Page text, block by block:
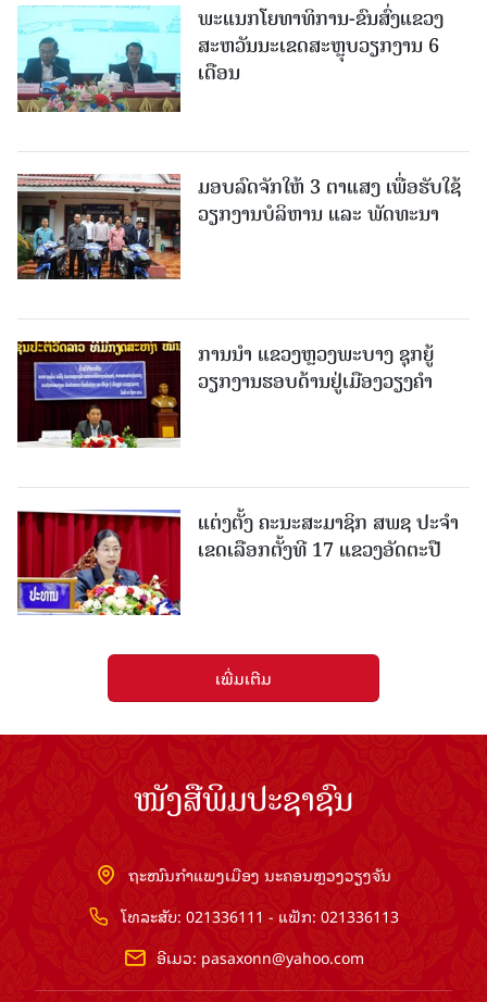
ພະແນກໂຍທາທິການ-ຂົນສົ່ງແຂວງ
ສະຫວັນນະເຂດສະຫຼຸບວຽກງານ 6
ເດືອນ
ມອບລົດຈັກໃຫ້ 3 ຕາແສງ ເພື່ອຮັບໃຊ້
ວຽກງານບໍລິຫານ ແລະ ພັດທະນາ
ການນຳ ແຂວງຫຼວງພະບາງ ຊຸກຍູ້
ວຽກງານຮອບດ້ານຢູ່ເມືອງວຽງຄໍາ
ແຕ່ງຕັ້ງ ຄະນະສະມາຊິກ ສພຊ ປະຈຳ
ເຂດເລືອກຕັ້ງທີ 17 ແຂວງອັດຕະປື
ເພີ່ມເຕີມ
ໜັງສືພິມປະຊາຊົນ
ຖະໜົນກຳແພງເມືອງ ນະຄອນຫຼວງວຽງຈັນ
ໂທລະສັບ: 021336111 - ແຟັກ: 021336113
ອີເມວ: pasaxonn@yahoo.com